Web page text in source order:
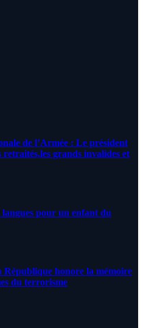
de l’Armée : Le président
grands invalides et
pour un enfant du
honore la mémoire
du terrorisme